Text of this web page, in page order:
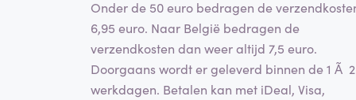
Onder de 50 euro bedragen de
6,95 euro. Naar België bedragen de
verzendkosten dan weer altijd 7,5 euro.
Doorgaans wordt er geleverd binnen de 1 Ã 2
werkdagen. Betalen kan met iDeal, Visa,